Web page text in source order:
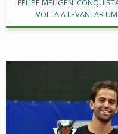
FELIPE MELIGENI
VOLTA A LEVANTAR